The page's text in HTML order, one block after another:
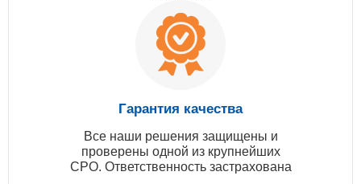
Гарантия качества
Все наши решения защищены и
проверены одной из крупнейших
СРО. Ответственность застрахована